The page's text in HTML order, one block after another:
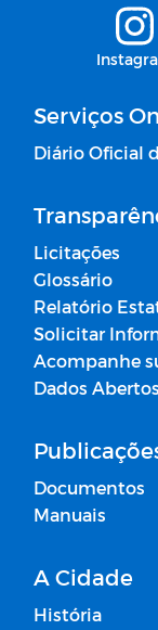
Serviços
Diário Oficial
Licitações
Glossário
Relatório
Solicitar
Acompanhe
Dados Abertos
Documentos
Manuais
A Cidade
História